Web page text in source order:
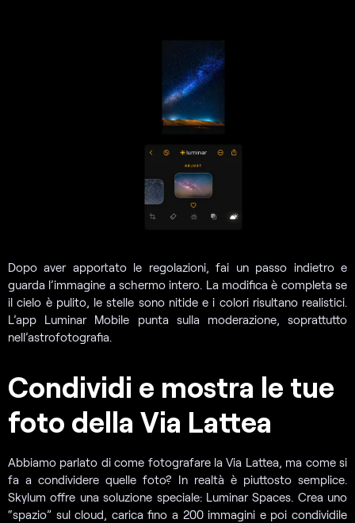
Dopo aver apportato le regolazioni, fai un passo indietro e
guarda l’immagine a schermo intero. La modifica è completa se
il cielo è pulito, le stelle sono nitide e i colori risultano realistici.
L’app Luminar Mobile punta sulla moderazione, soprattutto
nell’astrofotografia.
Condividi e mostra le tue
foto della Via Lattea
Abbiamo parlato di come fotografare la Via Lattea, ma come si
fa a condividere quelle foto? In realtà è piuttosto semplice.
Skylum offre una soluzione speciale: Luminar Spaces. Crea uno
“spazio” sul cloud, carica fino a 200 immagini e poi condividile